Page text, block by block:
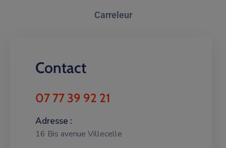
Carreleur
Contact
07 77 39 92 21
Adresse :
16 Bis avenue Villecelle